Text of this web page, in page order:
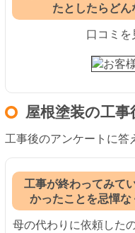
たとしたらどん
口コミを
屋根塗装の工事
工事後のアンケートに答
工事が終わってみて
かったことを忌憚な
母の代わりに依頼した